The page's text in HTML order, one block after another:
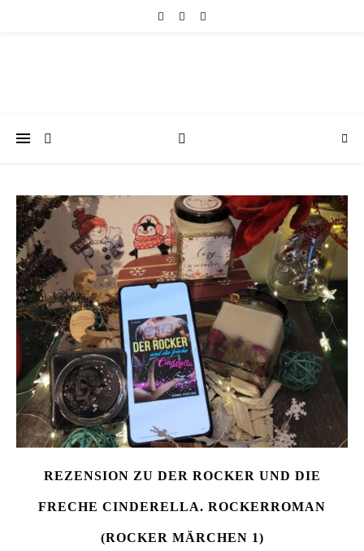
REZENSION ZU DER ROCKER UND DIE
FRECHE CINDERELLA. ROCKERROMAN
(ROCKER MÄRCHEN 1)